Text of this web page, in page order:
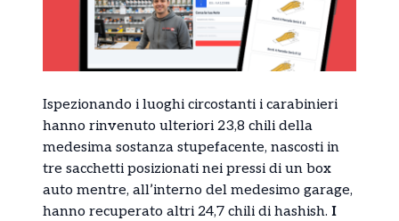
Ispezionando i luoghi circostanti i carabinieri
hanno rinvenuto ulteriori 23,8 chili della
medesima sostanza stupefacente, nascosti in
tre sacchetti posizionati nei pressi di un box
auto mentre, all’interno del medesimo garage,
hanno recuperato altri 24,7 chili di hashish. I